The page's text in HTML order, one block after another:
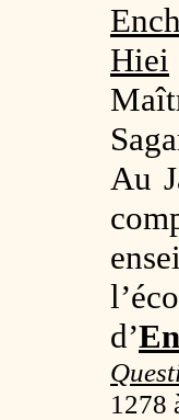
Hiei
Au
d’
1278